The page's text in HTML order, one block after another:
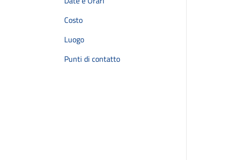
Costo
Luogo
Punti di contatto